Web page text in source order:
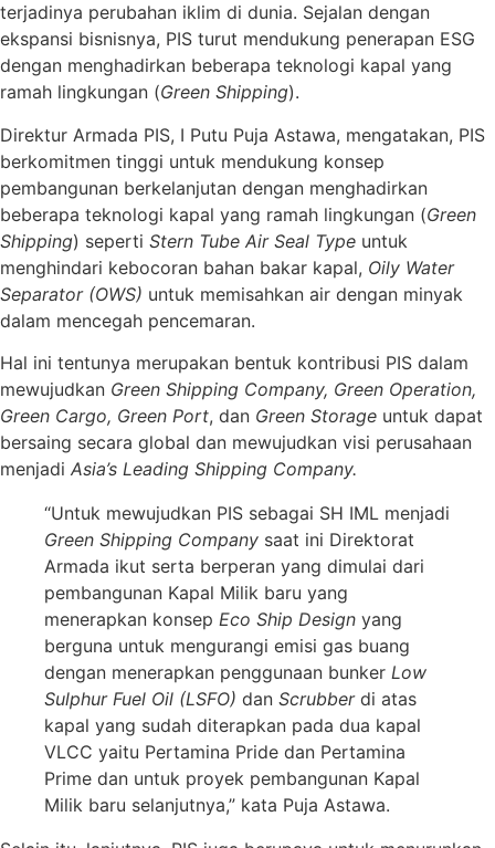
terjadinya perubahan iklim di dunia. Sejalan dengan
ekspansi bisnisnya, PIS turut mendukung penerapan ESG
dengan menghadirkan beberapa teknologi kapal yang
ramah lingkungan (Green Shipping).
Direktur Armada PIS, I Putu Puja Astawa, mengatakan, PIS
berkomitmen tinggi untuk mendukung konsep
pembangunan berkelanjutan dengan menghadirkan
beberapa teknologi kapal yang ramah lingkungan (Green
Shipping) seperti Stern Tube Air Seal Type untuk
menghindari kebocoran bahan bakar kapal, Oily Water
Separator (OWS) untuk memisahkan air dengan minyak
dalam mencegah pencemaran.
Hal ini tentunya merupakan bentuk kontribusi PIS dalam
mewujudkan Green Shipping Company, Green Operation,
Green Cargo, Green Port, dan Green Storage untuk dapat
bersaing secara global dan mewujudkan visi perusahaan
menjadi Asia’s Leading Shipping Company.
“Untuk mewujudkan PIS sebagai SH IML menjadi
Green Shipping Company saat ini Direktorat
Armada ikut serta berperan yang dimulai dari
pembangunan Kapal Milik baru yang
menerapkan konsep Eco Ship Design yang
berguna untuk mengurangi emisi gas buang
dengan menerapkan penggunaan bunker Low
Sulphur Fuel Oil (LSFO) dan Scrubberdi atas
kapal yang sudah diterapkan pada dua kapal
VLCC yaitu Pertamina Pride dan Pertamina
Prime dan untuk proyek pembangunan Kapal
Milik baru selanjutnya,” kata Puja Astawa.